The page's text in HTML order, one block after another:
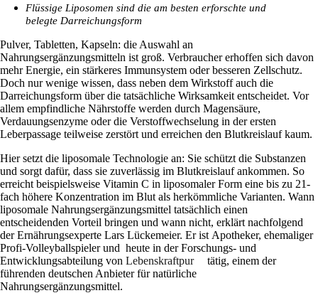
Flüssige Liposomen sind die am besten erforschte und
belegte Darreichungsform
Pulver, Tabletten, Kapseln: die Auswahl an
Nahrungsergänzungsmitteln ist groß. Verbraucher erhoffen sich davon
mehr Energie, ein stärkeres Immunsystem oder besseren Zellschutz.
Doch nur wenige wissen, dass neben dem Wirkstoff auch die
Darreichungsform über die tatsächliche Wirksamkeit entscheidet. Vor
allem empfindliche Nährstoffe werden durch Magen­säure,
Verdauungsenzyme oder die Verstoffwechselung in der ersten
Leberpassage teilweise zerstört und erreichen den Blutkreislauf kaum.
Hier setzt die liposomale Technologie an: Sie schützt die Substanzen
und sorgt dafür, dass sie zuverlässig im Blutkreislauf ankommen. So
erreicht beispielsweise Vitamin C in liposomaler Form eine bis zu 21-
fach höhere Konzentration im Blut als herkömmliche Varianten. Wann
liposomale Nahrungsergänzungsmittel tatsächlich einen
entscheidenden Vorteil bringen und wann nicht, erklärt nachfolgend
der Ernährungsexperte Lars Lückemeier. Er ist Apotheker, ehemaliger
Profi-Volleyballspieler und heute in der Forschungs- und
Entwicklungsabteilung von Lebenskraftpur
tätig, einem der
führenden deutschen Anbieter für natürliche
Nahrungsergänzungsmittel.